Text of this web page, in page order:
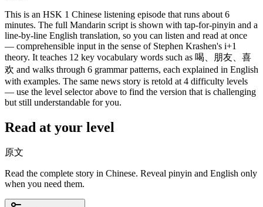
This is an HSK 1 Chinese listening episode that runs about 6
minutes. The full Mandarin script is shown with tap-for-pinyin and a
line-by-line English translation, so you can listen and read at once
— comprehensible input in the sense of Stephen Krashen's i+1
theory. It teaches 12 key vocabulary words such as 喝、朋友、喜
欢 and walks through 6 grammar patterns, each explained in English
with examples. The same news story is retold at 4 difficulty levels
— use the level selector above to find the version that is challenging
but still understandable for you.
Read at your level
原文
Read the complete story in Chinese. Reveal pinyin and English only
when you need them.